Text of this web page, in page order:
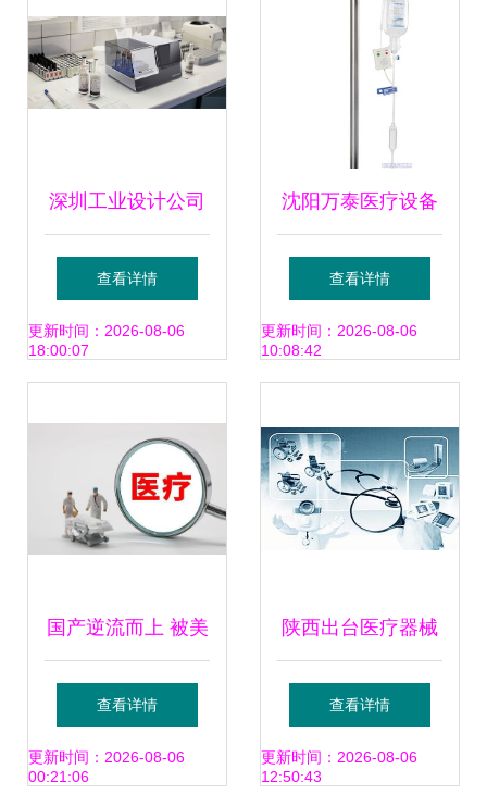
深圳工业设计公司
高水准医疗与通信
设备案例一览表
查看详情
更新时间：2026-08-06
18:00:07
沈阳万泰医疗设备
有限责任公司招商
产品、电话、地址
查看详情
更新时间：2026-08-06
10:08:42
国产逆流而上 被美
国垄断30年，今
100元器件国产后
查看详情
更新时间：2026-08-06
00:21:06
陕西出台医疗器械
贮存配送服务管理
技术指南
查看详情
更新时间：2026-08-06
12:50:43